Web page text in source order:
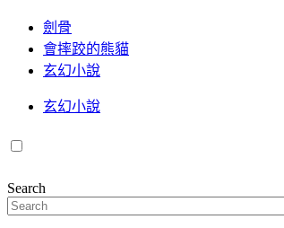
劍骨
會摔跤的熊貓
玄幻小說
玄幻小說
Search